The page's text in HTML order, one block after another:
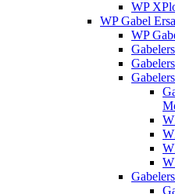
WP
WP Gabel
WP